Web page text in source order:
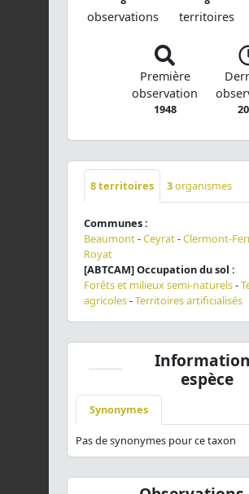
observations territoires
Première
observation
1948
8territoires 3organismes
Communes :
Beaumont-Ceyrat-Clermont-
Royat
[ABTCAM] Occupation du sol :
Forêts et milieux semi-naturels-
agricoles-Territoires artificialisés
espèce
Synonymes
Pas de synonymes pour ce taxon